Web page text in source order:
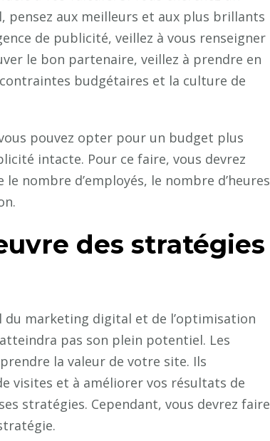
aux meilleurs et aux plus brillants
de publicité, veillez à vous renseigner
le bon partenaire, veillez à prendre en
budgétaires et la culture de
pouvez opter pour un budget plus
intacte. Pour ce faire, vous devrez
nombre d’employés, le nombre d’heures
des stratégies
marketing digital et de l’optimisation
pas son plein potentiel. Les
la valeur de votre site. Ils
visites et à améliorer vos résultats de
stratégies. Cependant, vous devrez faire